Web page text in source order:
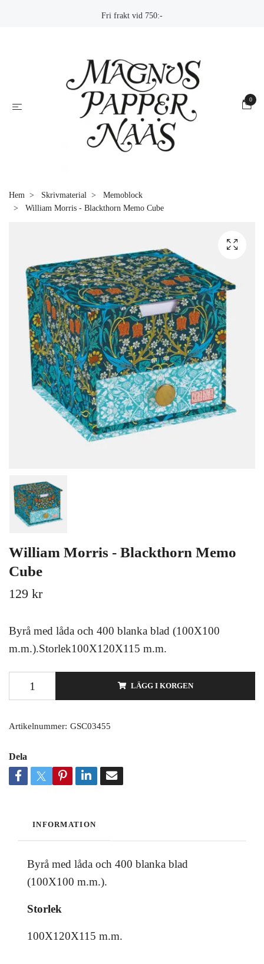
Fri frakt vid 750:-
0
Hem Skrivmaterial
Memoblock
William Morris - Blackthorn Memo Cube
William Morris - Blackthorn Memo
Cube
129 kr
Byrå med låda och 400 blanka blad (100X100
m.m.).Storlek100X120X115 m.m.
LÄGG I KORGEN
Artikelnummer: GSC03455
Dela
INFORMATION
Byrå med låda och 400 blanka blad
(100X100 m.m.).
Storlek
100X120X115 m.m.